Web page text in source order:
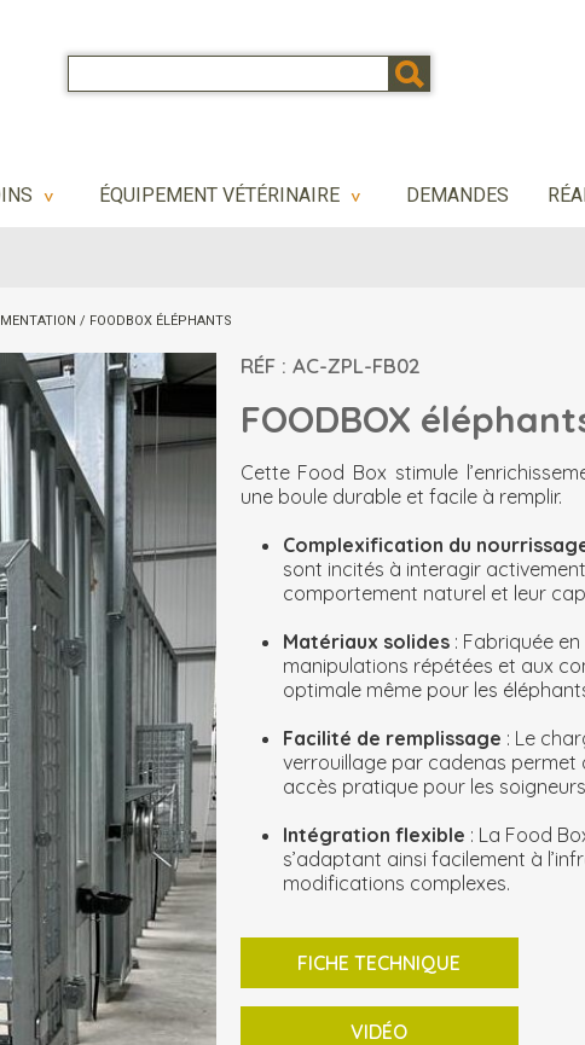
> ÉQUIPEMENT VÉTÉRINAIRE > DEMANDES
/ FOODBOX ÉLÉPHANTS
RÉF : AC-ZPL-FB02
FOODBOX
Cette Food Box stimule
une boule durable et facile à remplir.
Complexification du
sont incités à interagir
comportement naturel et leur
Matériaux solides : Fabriquée
manipulations répétées et aux
optimale même pour les
Facilité de remplissage : Le
verrouillage par cadenas permet
accès pratique pour les
Intégration flexible : La Food
s’adaptant ainsi facilement à
modifications complexes.
FICHE TECHNIQUE
VIDÉO